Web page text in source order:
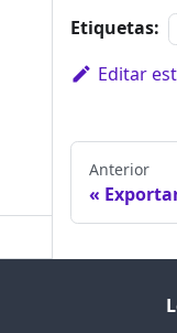
Etiquetas:
Editar
Anterior